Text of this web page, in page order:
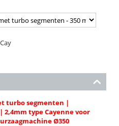
turbo segmenten |
2,4mm type Cayenne voor
Ø350